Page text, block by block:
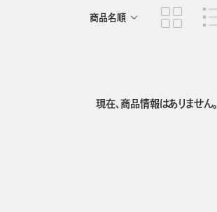
商品名順
現在、商品情報はありません。